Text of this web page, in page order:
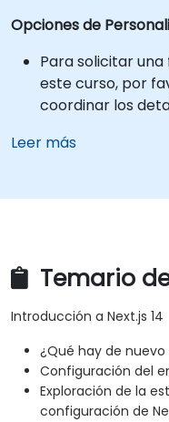
Opciones de
Para solicitar
este curso, por
coordinar los
Leer más
Temario
Introducción a Next.js 14
¿Qué hay de nuevo
Configuración del
Exploración de la
configuración de